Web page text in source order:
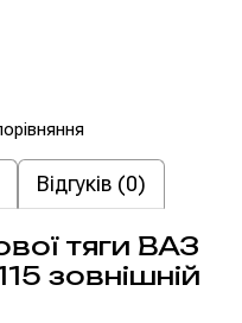
Відгуків (0)
тяги ВАЗ
зовнішній